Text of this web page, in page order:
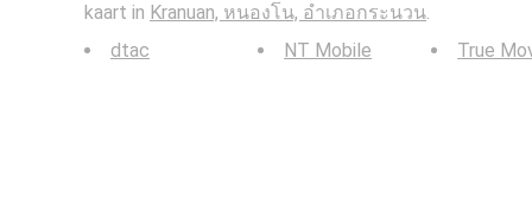
kaart in Kranuan, หนองโน, อำเภอกระนวน.
dtac
NT Mobile True